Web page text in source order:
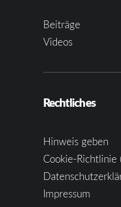
Beiträge
Videos
Rechtliches
Hinweis geben
Cookie-Richtlinie
Impressum